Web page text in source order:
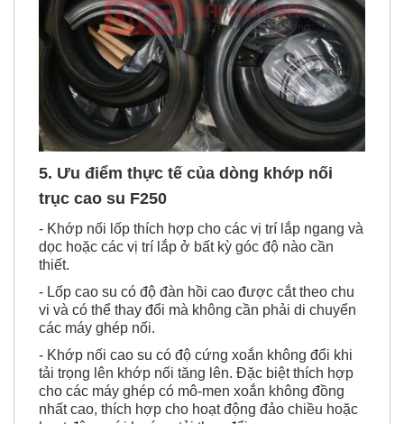
5. Ưu điểm thực tế của dòng khớp nối
trục cao su F250
- Khớp nối lốp thích hợp cho các vị trí lắp ngang và
dọc hoặc các vị trí lắp ở bất kỳ góc độ nào cần
thiết.
- Lốp cao su có độ đàn hồi cao được cắt theo chu
vi và có thể thay đổi mà không cần phải di chuyển
các máy ghép nối.
- Khớp nối cao su có độ cứng xoắn không đổi khi
tải trọng lên khớp nối tăng lên. Đặc biệt thích hợp
cho các máy ghép có mô-men xoắn không đồng
nhất cao, thích hợp cho hoạt động đảo chiều hoặc